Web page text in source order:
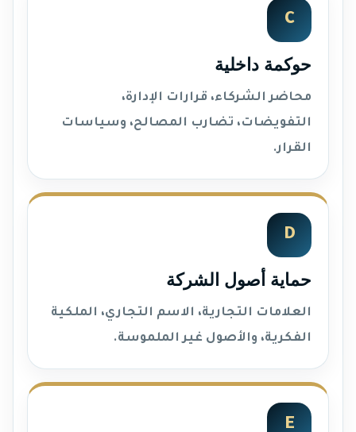
C
حوكمة داخلية
محاضر الشركاء، قرارات الإدارة،
التفويضات، تضارب المصالح، وسياسات
القرار.
D
حماية أصول الشركة
العلامات التجارية، الاسم التجاري، الملكية
الفكرية، والأصول غير الملموسة.
E